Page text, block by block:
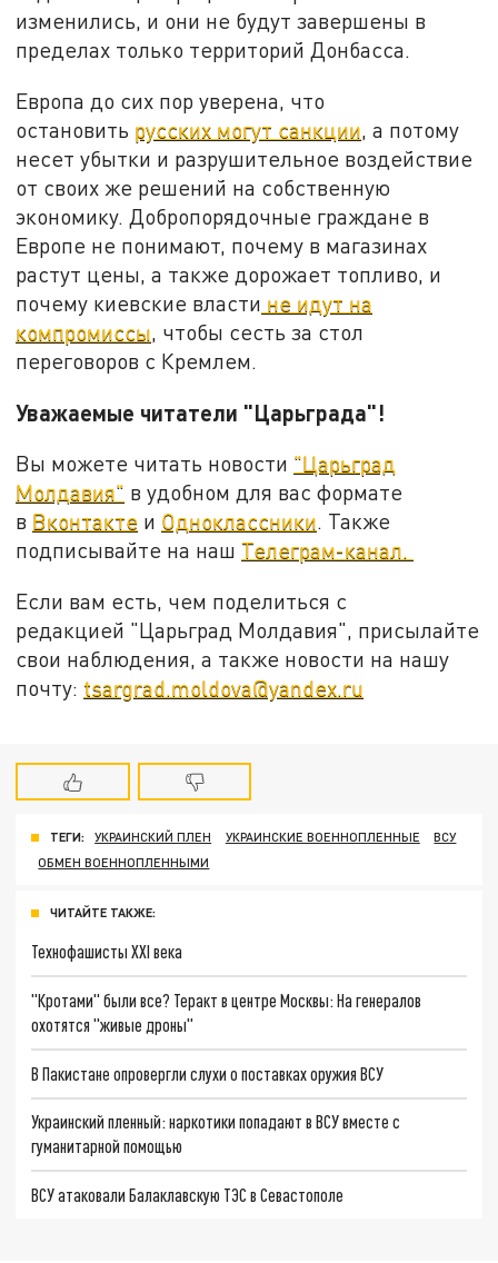
изменились, и они не будут завершены в
пределах только территорий Донбасса.
Европа до сих пор уверена, что
остановить русских могут санкции, а потому
несет убытки и разрушительное воздействие
от своих же решений на собственную
экономику. Добропорядочные граждане в
Европе не понимают, почему в магазинах
растут цены, а также дорожает топливо, и
почему киевские власти не идут на
компромиссы, чтобы сесть за стол
переговоров с Кремлем.
Уважаемые читатели "Царьграда"!
Вы можете читать новости "Царьград
Молдавия" в удобном для вас формате
в Вконтакте и Одноклассники. Также
подписывайте на наш Телеграм-канал.
Если вам есть, чем поделиться с
редакцией "Царьград Молдавия", присылайте
свои наблюдения, а также новости на нашу
почту: tsargrad.moldova@yandex.ru
ТЕГИ: УКРАИНСКИЙ ПЛЕН УКРАИНСКИЕ ВОЕННОПЛЕННЫЕ
ВСУ
ОБМЕН ВОЕННОПЛЕННЫМИ
ЧИТАЙТЕ ТАКЖЕ:
Технофашисты XXI века
"Кротами" были все? Теракт в центре Москвы: На генералов
охотятся "живые дроны"
В Пакистане опровергли слухи о поставках оружия ВСУ
Украинский пленный: наркотики попадают в ВСУ вместе с
гуманитарной помощью
ВСУ атаковали Балаклавскую ТЭС в Севастополе